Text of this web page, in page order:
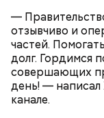
—
отзывчиво и
частей.
долг. Гордимся
совершающих
день! —
канале.
хорошо, потому
помнить, что
увлекаться, так
сахарным
подчеркнула